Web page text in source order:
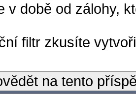
v době od zálohy,
filtr zkusíte
na tento